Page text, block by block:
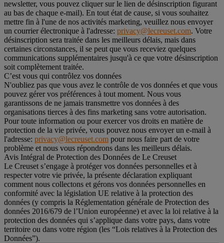
newsletter, vous pouvez cliquer sur le lien de désinscription figurant
au bas de chaque e-mail). En tout état de cause, si vous souhaitez
mettre fin à l'une de nos activités marketing, veuillez nous envoyer
un courrier électronique à l'adresse: privacy@lecreuset.com. Votre
désinscription sera traitée dans les meilleurs délais, mais dans
certaines circonstances, il se peut que vous receviez quelques
communications supplémentaires jusqu'à ce que votre désinscription
soit complètement traitée.
C’est vous qui contrôlez vos données
N'oubliez pas que vous avez le contrôle de vos données et que vous
pouvez gérer vos préférences à tout moment. Nous vous
garantissons de ne jamais transmettre vos données à des
organisations tierces à des fins marketing sans votre autorisation.
Pour toute information ou pour exercer vos droits en matière de
protection de la vie privée, vous pouvez nous envoyer un e-mail à
l'adresse: privacy@lecreuset.com pour nous faire part de votre
problème et nous vous répondrons dans les meilleurs délais.
Avis Intégral de Protection des Données de Le Creuset
Le Creuset s’engage à protéger vos données personnelles et à
respecter votre vie privée, la présente déclaration expliquant
comment nous collectons et gérons vos données personnelles en
conformité avec la législation UE relative à la protection des
données (y compris la Réglementation générale de Protection des
données 2016/679 de l’Union européenne) et avec la loi relative à la
protection des données qui s’applique dans votre pays, dans votre
territoire ou dans votre région (les “Lois relatives à la Protection des
Données”).